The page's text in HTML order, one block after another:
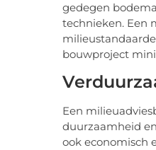
gedegen
technieken. Een
bouwproject
Een
duurzaamheid
ook economisch